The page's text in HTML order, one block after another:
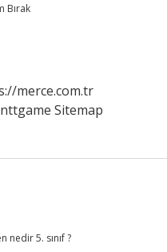
Bırak
merce.com.tr
nttgame Sitemap
nedir 5. sınıf ?